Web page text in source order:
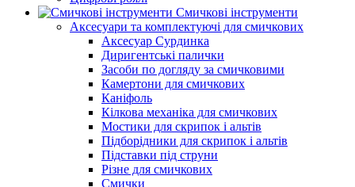
Смичкові інструменти
Аксесуари та комплектуючі для смичкових
Аксесуар Сурдинка
Диригентські палички
Засоби по догляду за смичковими
Камертони для смичкових
Каніфоль
Кілкова механіка для смичкових
Мостики для скрипок і альтів
Підборiдники для скрипок і альтів
Підставки під струни
Різне для смичкових
Смички